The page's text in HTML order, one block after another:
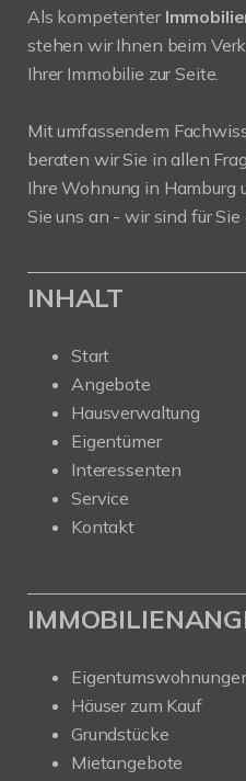
Als kompetenter
stehen wir Ihnen beim
Ihrer Immobilie zur Seite.
Mit umfassendem
beraten wir Sie in allen
Ihre Wohnung in Hamburg
Sie uns an - wir sind für Sie
INHALT
Start
Angebote
Hausverwaltung
Eigentümer
Interessenten
Service
Kontakt
Häuser zum Kauf
Grundstücke
Mietangebote